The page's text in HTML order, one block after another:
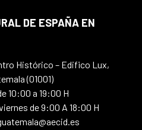
DE ESPAÑA EN
Histórico – Edifico Lux,
(01001)
10:00 a 19:00 H
de 9:00 A 18:00 H